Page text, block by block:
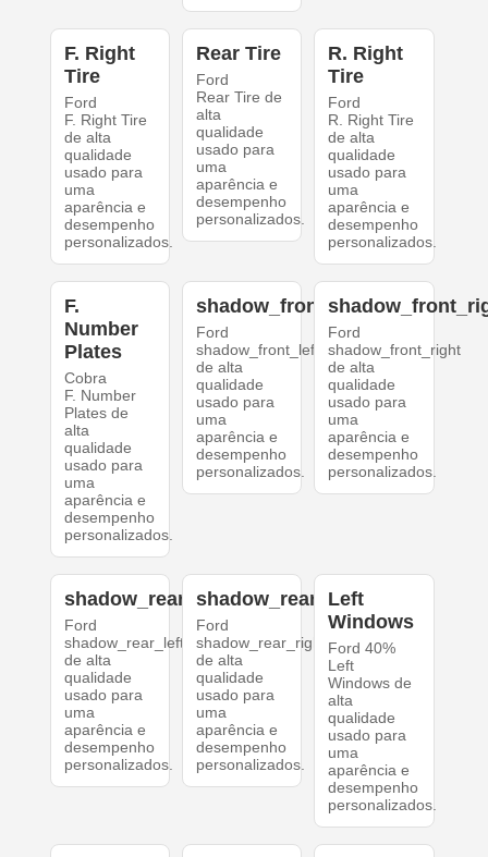
F. Right
Tire
Ford
F. Right Tire
de alta
qualidade
usado para
uma
aparência e
desempenho
personalizados.
Rear Tire
Ford
Rear Tire de
alta
qualidade
usado para
uma
aparência e
desempenho
personalizados.
R. Right
Tire
Ford
R. Right Tire
de alta
qualidade
usado para
uma
aparência e
desempenho
personalizados.
F.
Number
Plates
Cobra
F. Number
Plates de
alta
qualidade
usado para
uma
aparência e
desempenho
personalizados.
shadow_front_left
Ford
shadow_front_left
de alta
qualidade
usado para
uma
aparência e
desempenho
personalizados.
Ford
shadow_front_right
de alta
qualidade
usado para
uma
aparência e
desempenho
personalizados.
shadow_rear_left
Ford
shadow_rear_left
de alta
qualidade
usado para
uma
aparência e
desempenho
personalizados.
shadow_rear_right
Ford
shadow_rear_right
de alta
qualidade
usado para
uma
aparência e
desempenho
personalizados.
Left
Windows
Ford 40%
Left
Windows de
alta
qualidade
usado para
uma
aparência e
desempenho
personalizados.